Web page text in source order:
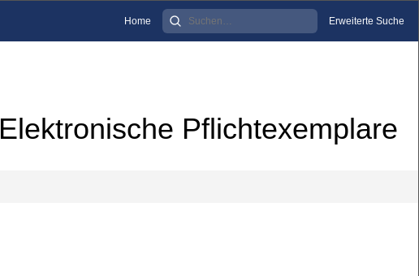
Home Erweiterte Suche
Elektronische Pflichtexemplare